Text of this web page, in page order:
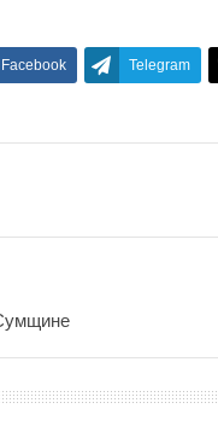
Facebook Telegram